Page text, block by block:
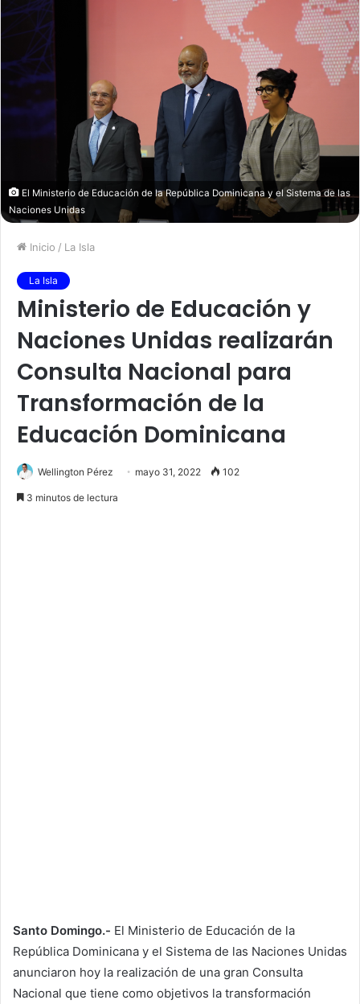
El Ministerio de Educación de la República Dominicana y el Sistema de las
Naciones Unidas
Inicio / La Isla
La Isla
Ministerio de Educación y
Naciones Unidas realizarán
Consulta Nacional para
Transformación de la
Educación Dominicana
Wellington Pérez mayo 31, 2022 102
3 minutos de lectura
Santo Domingo.- El Ministerio de Educación de la
República Dominicana y el Sistema de las Naciones Unidas
anunciaron hoy la realización de una gran Consulta
Nacional que tiene como objetivos la transformación